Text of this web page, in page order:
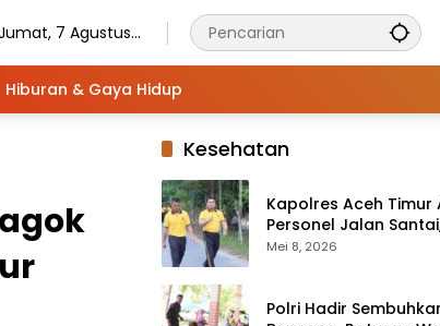
7 Agustus
Hiburan & Gaya Hidup
Kesehatan
Kapolres Aceh Timur
Personel Jalan
Semangat Sehat dan
Mei 8, 2026
Polri Hadir